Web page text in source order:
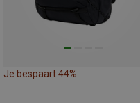
Je bespaart 44%